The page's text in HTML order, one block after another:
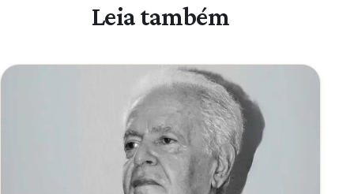
Leia também